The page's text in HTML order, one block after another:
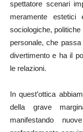
spettatore scenari
meramente
sociologiche,
personale, che
divertimento e ha il
le relazioni.
In quest’ottica
della grave
manifestando